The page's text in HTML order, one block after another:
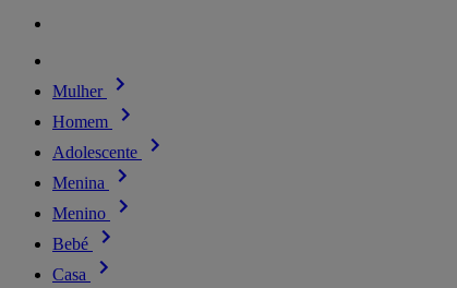
Mulher
Homem
Adolescente
Menina
Menino
Bebé
Casa